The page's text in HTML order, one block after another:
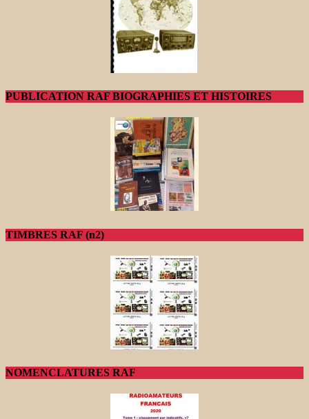
PUBLICATION RAF BIOGRAPHIES ET HISTOIRES
TIMBRES RAF (n2)
NOMENCLATURES RAF